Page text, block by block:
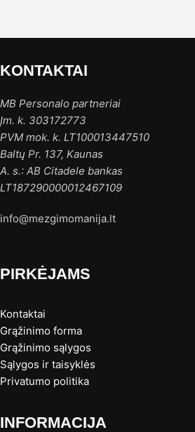
KONTAKTAI
MB Personalo partneriai
Įm. k. 303172773
PVM mok. k. LT100013447510
Baltų Pr. 137, Kaunas
A. s.: AB Citadele bankas
LT187290000012467109
info@mezgimomanija.lt
PIRKĖJAMS
Kontaktai
Grąžinimo forma
Grąžinimo sąlygos
Sąlygos ir taisyklės
Privatumo politika
INFORMACIJA